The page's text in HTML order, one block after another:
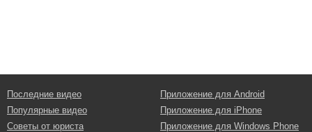
Последние видео
Популярные видео
Советы от юриста
Приложение для Android
Приложение для iPhone
Приложение для Windows Phone